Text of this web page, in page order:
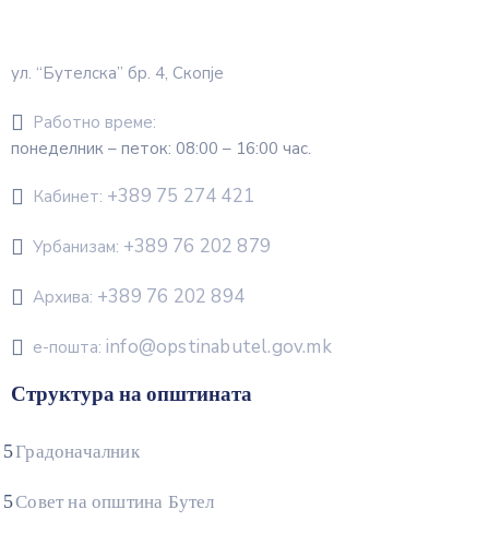
ул. “Бутелска” бр. 4, Скопје
Работно време:
понеделник – петок: 08:00 – 16:00 час.
Кабинет: +389 75 274 421
Урбанизам: +389 76 202 879
Архива: +389 76 202 894
е-пошта: info@opstinabutel.gov.mk
Структура на општината
Градоначалник
Совет на општина Бутел